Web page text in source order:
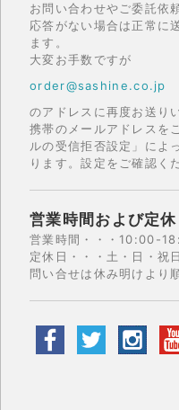
お問い合わせやご委託依
応答がない場合は正常に
ます。
大変お手数ですが
order@sashine.co.jp
のアドレスに再度お送り
携帯のメールアドレスを
ルの受信拒否設定」によ
ります。設定をご確認く
営業時間および定休
営業時間・・・10:00-
定休日・・・土・日・祝
問い合せは休み明けより